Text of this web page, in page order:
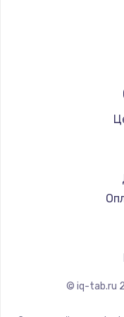
Установка
© iq-tab.ru